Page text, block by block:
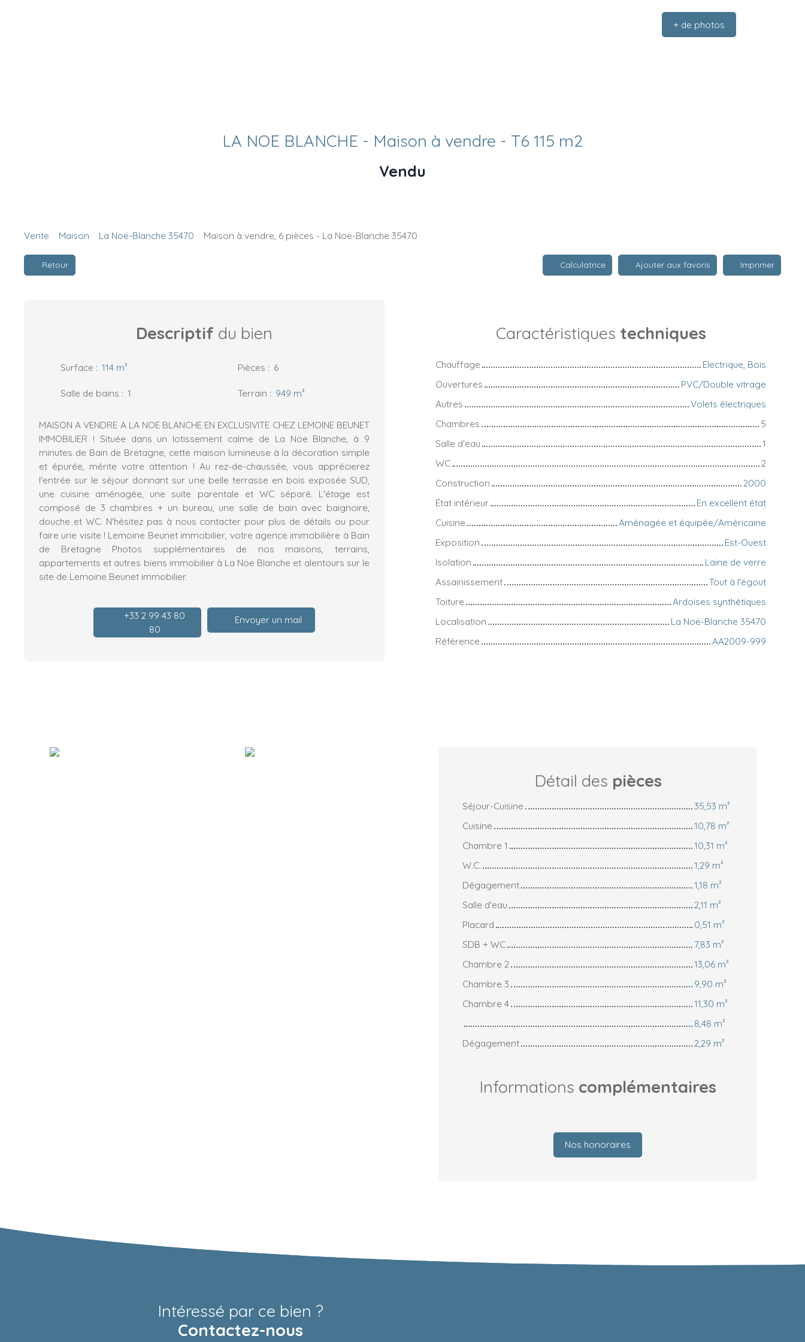
+ de photos
LA NOE BLANCHE - Maison à vendre - T6 115 m2
Vendu
Vente Maison La Noë-Blanche 35470 Maison à vendre, 6 pièces - La Noë-Blanche 35470
Retour Calculatrice Ajouter aux favoris Imprimer
Descriptif du bien
Surface : 114 m² Pièces : 6
Salle de bains : 1 Terrain : 949 m²
MAISON A VENDRE A LA NOE BLANCHE EN EXCLUSIVITE CHEZ LEMOINE BEUNET
IMMOBILIER ! Située dans un lotissement calme de La Nöe Blanche, à 9
minutes de Bain de Bretagne, cette maison lumineuse à la décoration simple
et épurée, mérite votre attention ! Au rez-de-chaussée, vous apprécierez
l'entrée sur le séjour donnant sur une belle terrasse en bois exposée SUD,
une cuisine aménagée, une suite parentale et WC séparé. L'étage est
composé de 3 chambres + un bureau, une salle de bain avec baignoire,
douche et WC. N'hésitez pas à nous contacter pour plus de détails ou pour
faire une visite ! Lemoine Beunet immobilier, votre agence immobilière à Bain
de Bretagne Photos supplémentaires de nos maisons, terrains,
appartements et autres biens immobilier à La Nöe Blanche et alentours sur le
site de Lemoine Beunet immobilier.
+33 2 99 43 80
80
Envoyer un mail
Caractéristiques techniques
Chauffage
Electrique, Bois
Ouvertures
PVC/Double vitrage
Autres
Volets électriques
Chambres
5
Salle d'eau
1
WC
2
Construction
2000
État intérieur
En excellent état
Cuisine
Aménagée et équipée/Américaine
Exposition
Est-Ouest
Isolation
Laine de verre
Assainissement
Tout à l'égout
Toiture
Ardoises synthétiques
Localisation
La Noë-Blanche 35470
Référence
AA2009-999
Détail des pièces
Séjour-Cuisine
35,53 m²
Cuisine
10,78 m²
Chambre 1
10,31 m²
W.C.
1,29 m²
Dégagement
1,18 m²
Salle d'eau
2,11 m²
Placard
0,51 m²
SDB + WC
7,83 m²
Chambre 2
13,06 m²
Chambre 3
9,90 m²
Chambre 4
11,30 m²
8,48 m²
Dégagement
2,29 m²
Informations complémentaires
Nos honoraires
Intéressé par ce bien ?
Contactez-nous